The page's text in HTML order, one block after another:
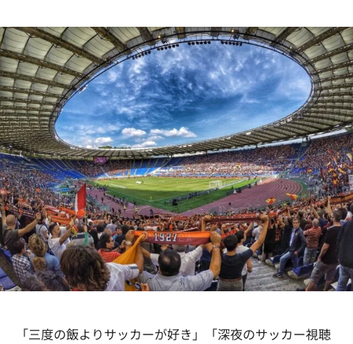
「三度の飯よりサッカーが好き」「深夜のサッカー視聴